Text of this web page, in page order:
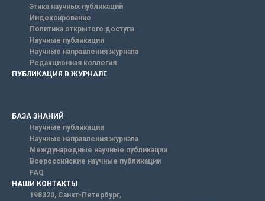
Этика научных публикаций
Индексирование
Политика открытого доступа
Научные публикации
Научные направления журнала
Редакционная коллегия
ПУБЛИКАЦИЯ В ЖУРНАЛЕ
БАЗА ЗНАНИЙ
Научные публикации
Научные направления журнала
Международные научные публикации
Всероссийские научные публикации
FAQ
НАШИ КОНТАКТЫ
198320, Санкт-Петербург,